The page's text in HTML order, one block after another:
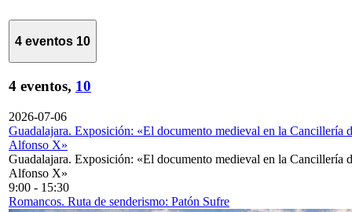
4 eventos 10
4 eventos, 10
2026-07-06
Guadalajara. Exposición: «El documento medieval en la Cancillería
Alfonso X»
Guadalajara. Exposición: «El documento medieval en la Cancillería
Alfonso X»
9:00 - 15:30
Romancos. Ruta de senderismo: Patón Sufre